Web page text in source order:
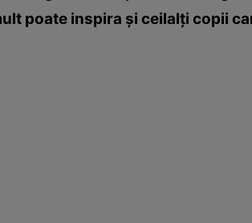
poate inspira şi ceilalţi copii